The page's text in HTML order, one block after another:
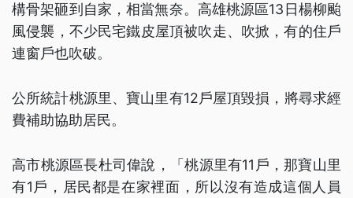
構骨架砸到自家，相當無奈。高雄桃源區13日楊柳颱
風侵襲，不少民宅鐵皮屋頂被吹走、吹掀，有的住戶
連窗戶也吹破。
公所統計桃源里、寶山里有12戶屋頂毀損，將尋求經
費補助協助居民。
高市桃源區長杜司偉說，「桃源里有11戶，那寶山里
有1戶，居民都是在家裡面，所以沒有造成這個人員